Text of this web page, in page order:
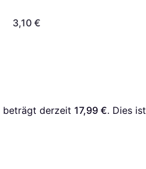
3,10 €
beträgt derzeit 17,99 €. Dies ist